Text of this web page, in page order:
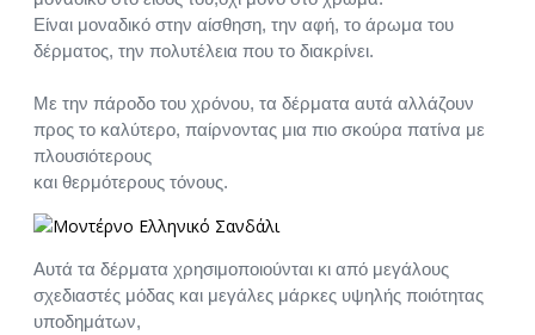
Είναι μοναδικό στην αίσθηση, την αφή, το άρωμα του
δέρματος, την πολυτέλεια που το διακρίνει.
Με την πάροδο του χρόνου, τα δέρματα αυτά αλλάζουν
προς το καλύτερο, παίρνοντας μια πιο σκούρα πατίνα με
πλουσιότερους
και θερμότερους τόνους.
Αυτά τα δέρματα χρησιμοποιούνται κι από μεγάλους
σχεδιαστές μόδας και μεγάλες μάρκες υψηλής ποιότητας
υποδημάτων,